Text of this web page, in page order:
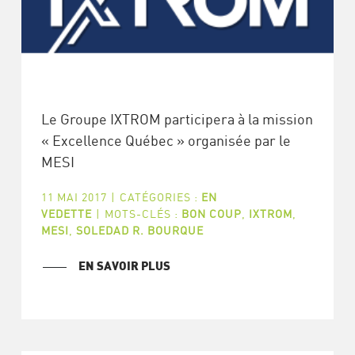
Le Groupe IXTROM participera à la mission
« Excellence Québec » organisée par le
MESI
11 MAI 2017 | CATÉGORIES : EN
VEDETTE | MOTS-CLÉS : BON COUP IXTROM
MESI
SOLEDAD R. BOURQUE
EN SAVOIR PLUS